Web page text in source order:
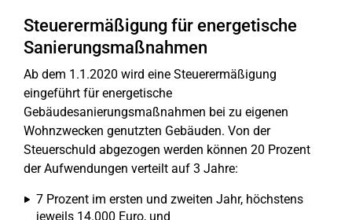
Steuerermäßigung für energetische
Sanierungsmaßnahmen
Ab dem 1.1.2020 wird eine Steuerermäßigung
eingeführt für energetische
Gebäudesanierungsmaßnahmen bei zu eigenen
Wohnzwecken genutzten Gebäuden. Von der
Steuerschuld abgezogen werden können 20 Prozent
der Aufwendungen verteilt auf 3 Jahre:
7 Prozent im ersten und zweiten Jahr, höchstens
jeweils 14.000 Euro, und